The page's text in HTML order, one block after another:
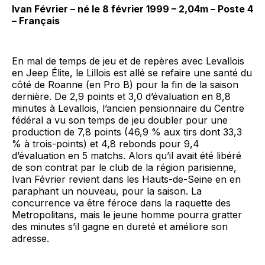
Ivan Février – né le 8 février 1999 – 2,04m – Poste 4
– Français
En mal de temps de jeu et de repères avec Levallois
en Jeep Élite, le Lillois est allé se refaire une santé du
côté de Roanne (en Pro B) pour la fin de la saison
dernière. De 2,9 points et 3,0 d’évaluation en 8,8
minutes à Levallois, l’ancien pensionnaire du Centre
fédéral a vu son temps de jeu doubler pour une
production de 7,8 points (46,9 % aux tirs dont 33,3
% à trois-points) et 4,8 rebonds pour 9,4
d’évaluation en 5 matchs. Alors qu’il avait été libéré
de son contrat par le club de la région parisienne,
Ivan Février revient dans les Hauts-de-Seine en en
paraphant un nouveau, pour la saison. La
concurrence va être féroce dans la raquette des
Metropolitans, mais le jeune homme pourra gratter
des minutes s’il gagne en dureté et améliore son
adresse.